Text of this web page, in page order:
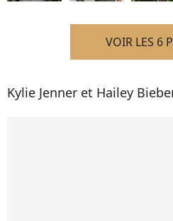
VOIR LES 6
Kylie Jenner et Hailey